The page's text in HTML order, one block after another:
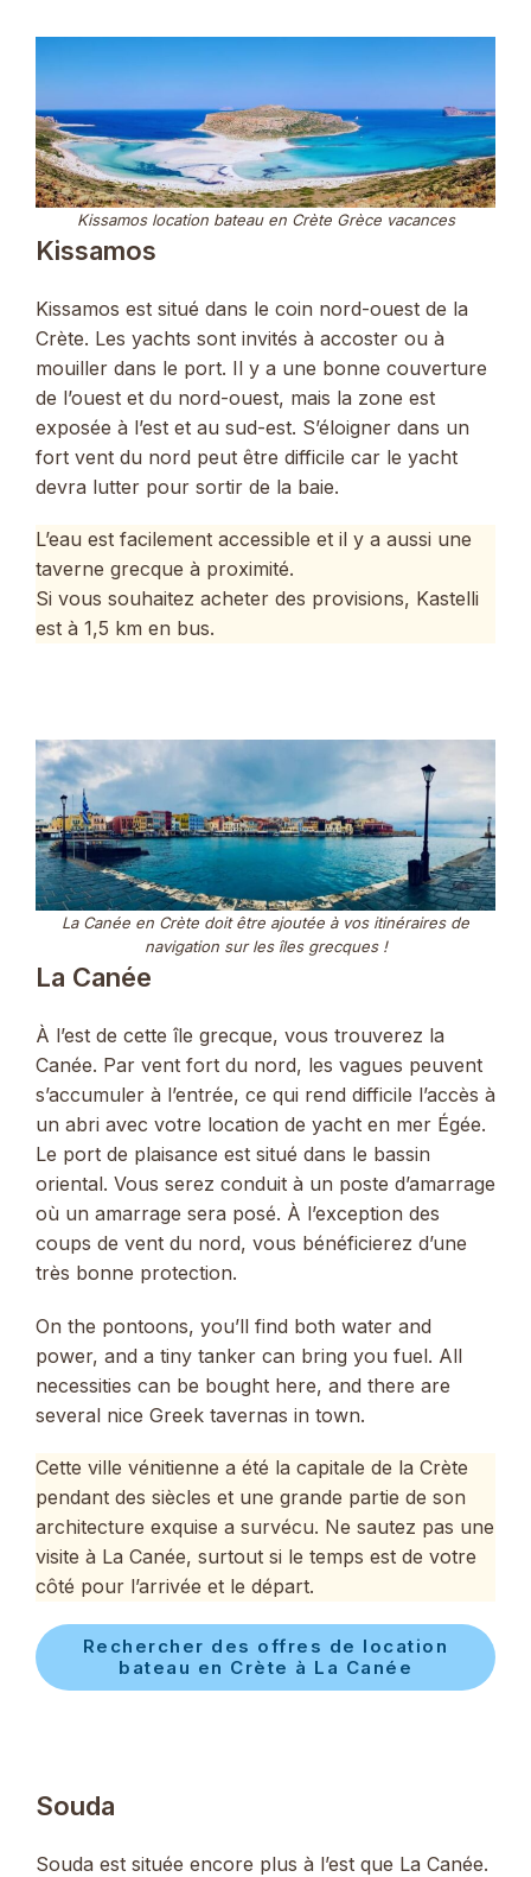
Kissamos location bateau en Crète Grèce vacances
Kissamos
Kissamos est situé dans le coin nord-ouest de la
Crète. Les yachts sont invités à accoster ou à
mouiller dans le port. Il y a une bonne couverture
de l’ouest et du nord-ouest, mais la zone est
exposée à l’est et au sud-est. S’éloigner dans un
fort vent du nord peut être difficile car le yacht
devra lutter pour sortir de la baie.
L’eau est facilement accessible et il y a aussi une
taverne grecque à proximité.
Si vous souhaitez acheter des provisions, Kastelli
est à 1,5 km en bus.
La Canée en Crète doit être ajoutée à vos itinéraires de
navigation sur les îles grecques !
La Canée
À l’est de cette île grecque, vous trouverez la
Canée. Par vent fort du nord, les vagues peuvent
s’accumuler à l’entrée, ce qui rend difficile l’accès à
un abri avec votre location de yacht en mer Égée.
Le port de plaisance est situé dans le bassin
oriental. Vous serez conduit à un poste d’amarrage
où un amarrage sera posé. À l’exception des
coups de vent du nord, vous bénéficierez d’une
très bonne protection.
On the pontoons, you’ll find both water and
power, and a tiny tanker can bring you fuel. All
necessities can be bought here, and there are
several nice Greek tavernas in town.
Cette ville vénitienne a été la capitale de la Crète
pendant des siècles et une grande partie de son
architecture exquise a survécu. Ne sautez pas une
visite à La Canée, surtout si le temps est de votre
côté pour l’arrivée et le départ.
Rechercher des offres de location
bateau en Crète à La Canée
Souda
Souda est située encore plus à l’est que La Canée.